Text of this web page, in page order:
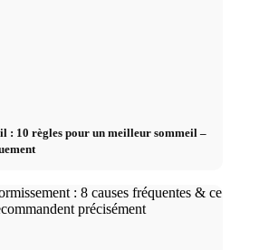
: 10 règles pour un meilleur sommeil –